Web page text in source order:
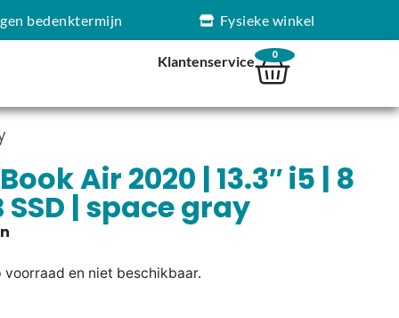
bedenktermijn Fysieke winkel
Klantenservice 0
Air 2020 | 13.3″ i5 | 8
SSD | space gray
en niet beschikbaar.